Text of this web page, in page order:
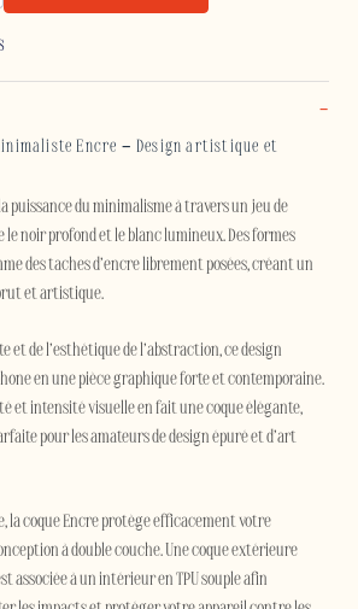
Encre – Design artistique et
puissance du minimalisme à travers un jeu de
noir profond et le blanc lumineux. Des formes
des taches d’encre librement posées, créant un
et artistique.
et de l’esthétique de l’abstraction, ce design
en une pièce graphique forte et contemporaine.
et intensité visuelle en fait une coque élégante,
pour les amateurs de design épuré et d’art
la coque Encre protège efficacement votre
à double couche. Une coque extérieure
associée à un intérieur en TPU souple afin